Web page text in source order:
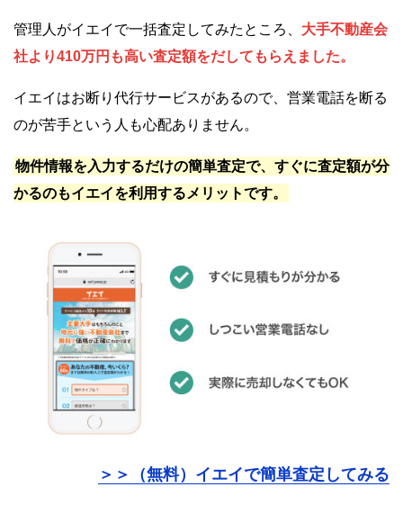
管理人がイエイで一括査定してみたところ、 大手不動産会
社より410万円も高い査定額をだしてもらえました。
イエイはお断り代行サービスがあるので、営業電話を断る
のが苦手という人も心配ありません。
物件情報を入力するだけの簡単査定で、すぐに査定額が分
かるのもイエイを利用するメリットです。
＞＞（無料）イエイで簡単査定してみる